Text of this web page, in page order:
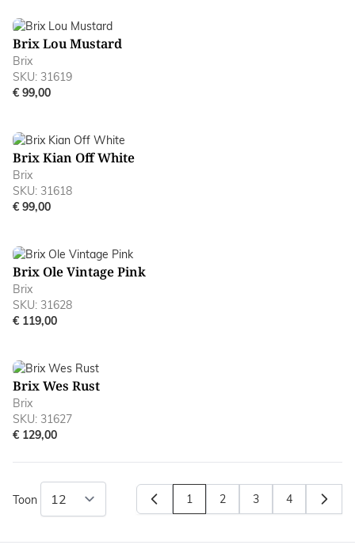
Brix Lou Mustard
Brix
SKU: 31619
€ 99,00
Brix Kian Off White
Brix
SKU: 31618
€ 99,00
Brix Ole Vintage Pink
Brix
SKU: 31628
€ 119,00
Brix Wes Rust
Brix
SKU: 31627
€ 129,00
U lees momenteel pagina
1 Pagina
2 Pagina
3 Pagina
4
Toon